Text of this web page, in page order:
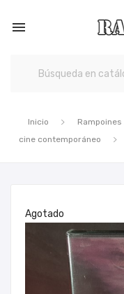

Inicio Rampoines
cine contemporáneo
Agotado